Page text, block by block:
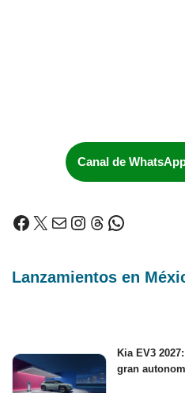
Canal de
Lanzamientos en
Kia EV3
gran